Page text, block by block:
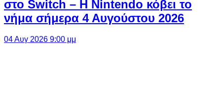
στο Switch – Η Nintendo κόβει το
νήμα σήμερα 4 Αυγούστου 2026
04 Αυγ 2026 9:00 μμ